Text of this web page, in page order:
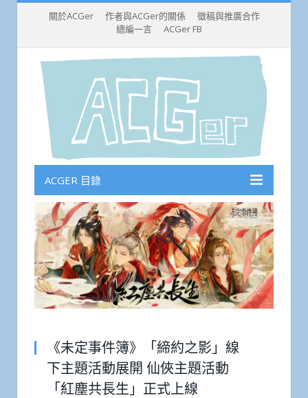
關於ACGer 作者與ACGer的關係
徵稿與推廣合作
總編一言
ACGer FB
ACGER 目錄
《未定事件簿》「締約之影」線
下主題活動展開 仙俠主題活動
「紅塵共長生」正式上線